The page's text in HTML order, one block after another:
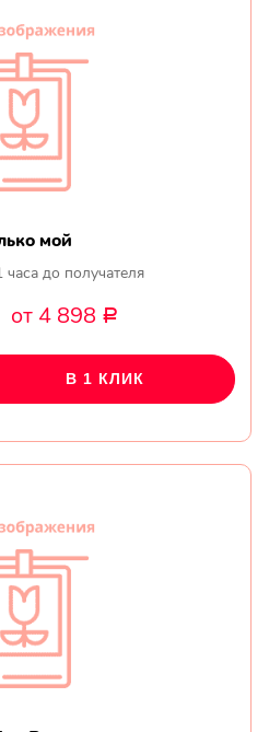
мой
часа до получателя
от 4 898 Р
В 1 КЛИК